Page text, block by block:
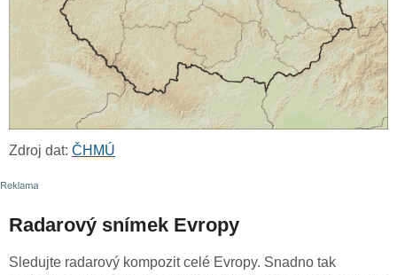
Zdroj dat: ČHMÚ
Radarový snímek Evropy
Sledujte radarový kompozit celé Evropy. Snadno tak